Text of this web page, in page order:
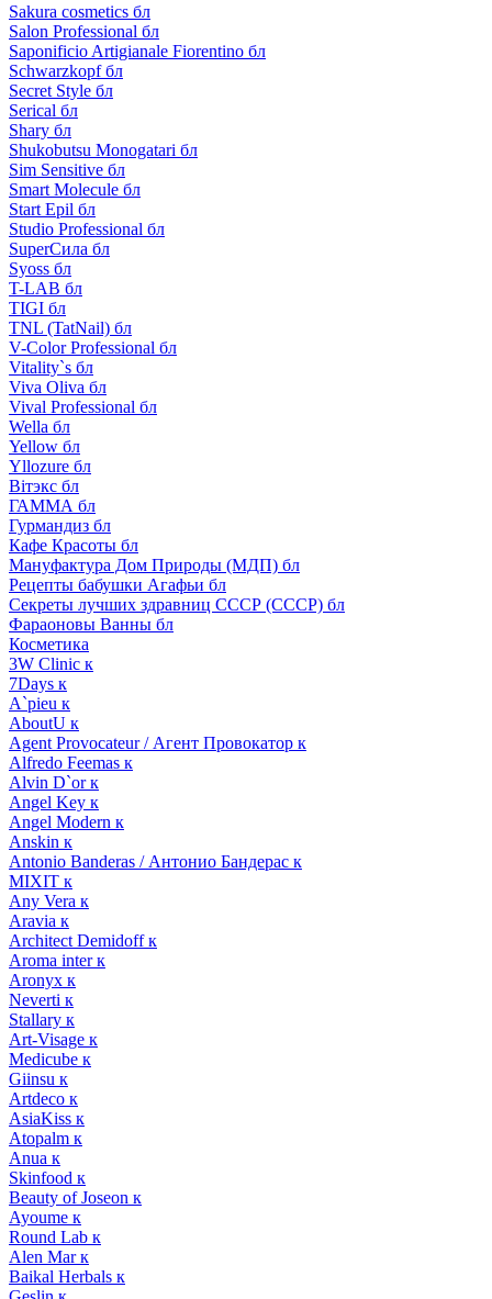
Sakura cosmetics бл
Salon Professional бл
Saponificio Artigianale Fiorentino бл
Schwarzkopf бл
Secret Style бл
Serical бл
Shary бл
Shukobutsu Monogatari бл
Sim Sensitive бл
Smart Molecule бл
Start Epil бл
Studio Professional бл
SuperСила бл
Syoss бл
T-LAB бл
TIGI бл
TNL (TatNail) бл
V-Color Professional бл
Vitality`s бл
Viva Oliva бл
Vival Professional бл
Wella бл
Yellow бл
Yllozure бл
Вiтэкс бл
ГАММА бл
Гурмандиз бл
Кафе Красоты бл
Мануфактура Дом Природы (МДП) бл
Рецепты бабушки Агафьи бл
Секреты лучших здравниц СССР (СССР) бл
Фараоновы Ванны бл
Косметика
3W Clinic к
7Days к
A`pieu к
AboutU к
Agent Provocateur / Агент Провокатор к
Alfredo Feemas к
Alvin D`or к
Angel Key к
Angel Modern к
Anskin к
Antonio Banderas / Антонио Бандерас к
MIXIT к
Any Vera к
Aravia к
Architect Demidoff к
Aroma inter к
Aronyx к
Neverti к
Stallary к
Art-Visage к
Medicube к
Giinsu к
Artdeco к
AsiaKiss к
Atopalm к
Anua к
Skinfood к
Beauty of Joseon к
Ayoume к
Round Lab к
Alen Mar к
Baikal Herbals к